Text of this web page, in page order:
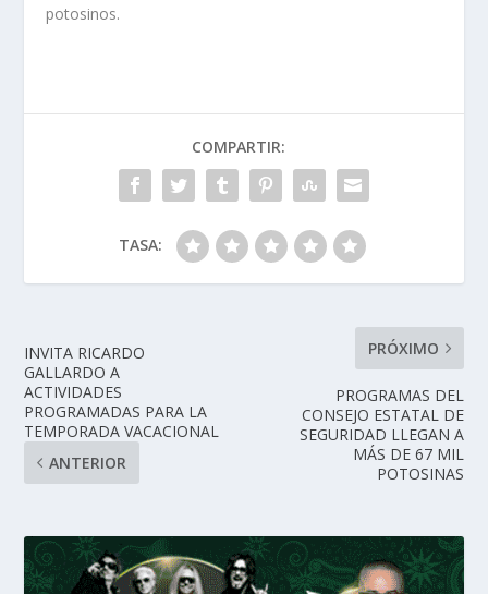
potosinos.
COMPARTIR:
TASA:
INVITA RICARDO
GALLARDO A
ACTIVIDADES
PROGRAMADAS PARA LA
TEMPORADA VACACIONAL
ANTERIOR
PRÓXIMO
PROGRAMAS DEL
CONSEJO ESTATAL DE
SEGURIDAD LLEGAN A
MÁS DE 67 MIL
POTOSINAS